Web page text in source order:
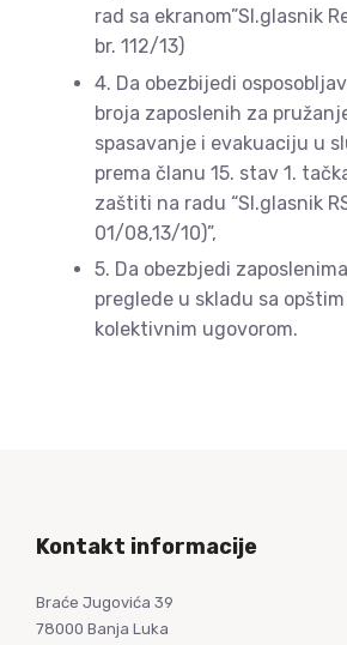
rad sa ekranom”Sl.glasnik
br. 112/13)
4. Da obezbijedi
broja zaposlenih za
spasavanje i evakuaciju u
prema članu 15. stav 1.
zaštiti na radu “Sl.glasnik
01/08,13/10)”,
5. Da obezbjedi
preglede u skladu sa
kolektivnim ugovorom.
Kontakt informacije
Braće Jugovića 39
78000 Banja Luka